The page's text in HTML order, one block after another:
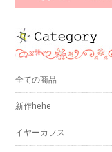
全ての商品
新作hehe
イヤーカフス